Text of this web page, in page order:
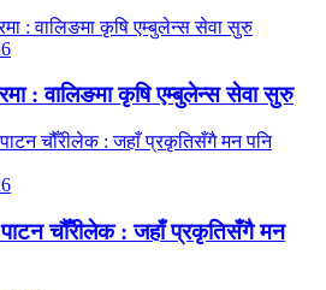
: वालिङमा कृषि एम्बुलेन्स सेवा सुरु
पाटन चौँरीलेक : जहाँ प्रकृतिसँगै मन